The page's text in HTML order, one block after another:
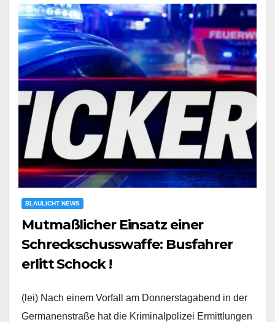
BLAULICHT NEWS
Mutmaßlicher Einsatz einer
Schreckschusswaffe: Busfahrer
erlitt Schock !
(lei) Nach einem Vorfall am Donnerstagabend in der
Germanenstraße hat die Kriminalpolizei Ermittlungen